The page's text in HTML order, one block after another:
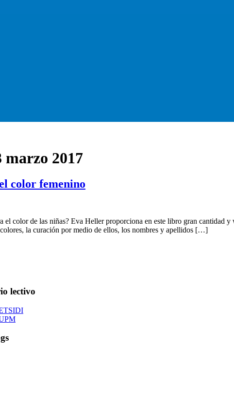
marzo 2017
color femenino
el color de las niñas? Eva Heller proporciona en este libro gran
la curación por medio de ellos, los nombres y apellidos […]
lectivo